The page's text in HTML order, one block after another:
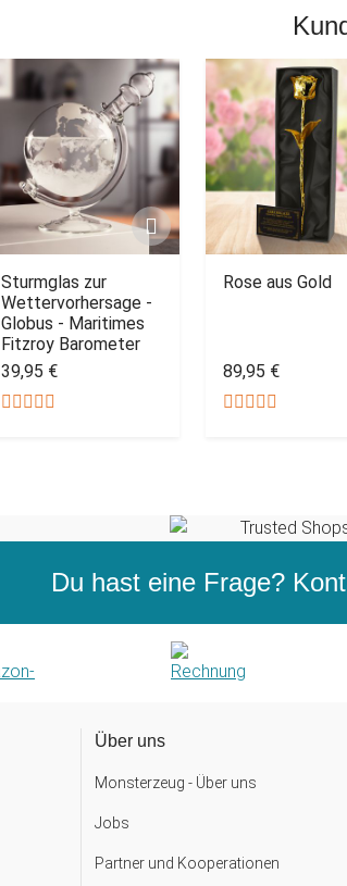
Sturmglas zur
Wettervorhersage -
Globus - Maritimes
Fitzroy Barometer
39,95 €
Rose aus Gold
89,95 €
Du hast eine Frage?
Über uns
Monsterzeug - Über uns
Jobs
Partner und Kooperationen